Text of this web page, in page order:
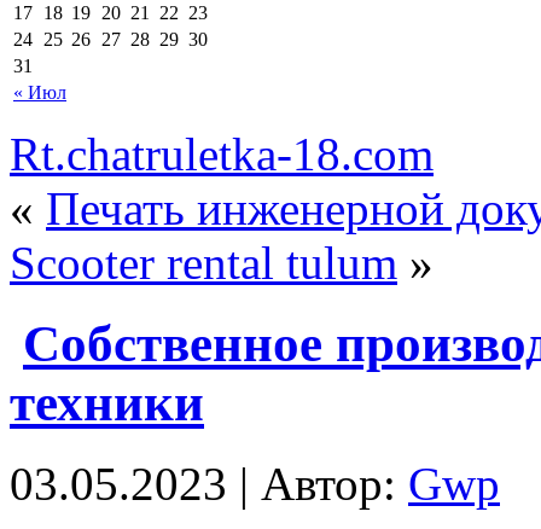
« Июл
17 18 19 20 21 22 23
24 25 26 27 28 29 30
31
Rt.chatruletka-18.com
« Печать инженерной
Scooter rental tulum »
Собственное
техники
03.05.2023 | Автор: Gwp